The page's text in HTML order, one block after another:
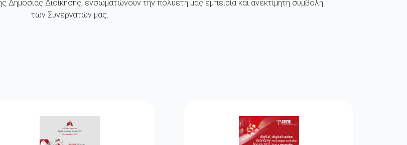
Διοίκησης, ενσωματώνουν την πολυετή μας εμπειρία και ανεκτίμητη συμβολή
των Συνεργατών μας.